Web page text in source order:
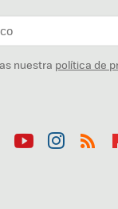
nuestra política de